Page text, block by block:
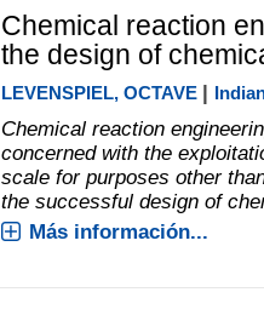
Chemical reaction
the design of
LEVENSPIEL, OCTAVE |
Chemical reaction
concerned with the
scale for purposes other
the successful design of
Más información...